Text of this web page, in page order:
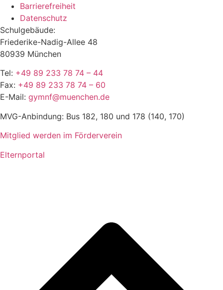
Barrierefreiheit
Datenschutz
Schulgebäude:
Friederike-Nadig-Allee 48
80939 München
Tel: +49 89 233 78 74 – 44
Fax: +49 89 233 78 74 – 60
E-Mail: gymnf@muenchen.de
MVG-Anbindung: Bus 182, 180 und 178 (140, 170)
Mitglied werden im Förderverein
Elternportal